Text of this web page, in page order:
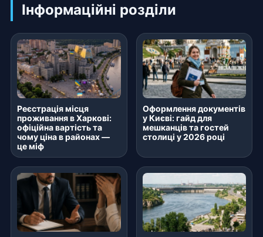
Інформаційні розділи
Реєстрація місця
проживання в Харкові:
офіційна вартість та
чому ціна в районах —
це міф
Оформлення документів
у Києві: гайд для
мешканців та гостей
столиці у 2026 році